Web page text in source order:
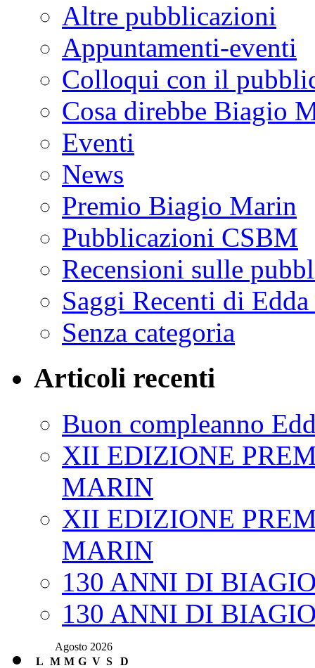
Altre pubblicazioni
Appuntamenti-eventi
Colloqui con il
Cosa direbbe Biagio
Eventi
News
Premio Biagio Marin
Pubblicazioni CSBM
Recensioni sulle
Saggi Recenti di Edda
Senza categoria
Articoli recenti
Buon compleanno
XII EDIZIONE
MARIN
XII EDIZIONE
MARIN
130 ANNI DI
130 ANNI DI
Agosto 2026
L M M G V S
D